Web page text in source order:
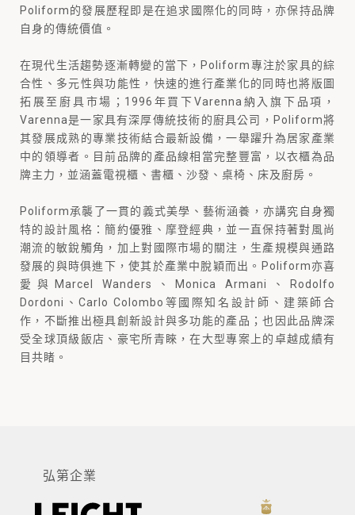
Poliform的發展歷程即是在追求國際化的同時，亦保持品牌
自身的傳統價值。
在現代生活趨勢逐漸轉變的當下，Poliform專注於家具的綜
合性、多元性與功能性，快速的進行產業化的同時也將版圖
拓展至廚具市場；1996年買下Varenna納入旗下品項，
Varenna是一家具有深厚傳統技術的廚具公司，Poliform將
其發展成熟的專業技術結合最新設備，一舉躍升為居家產業
中的領導者。目前品牌的產品線相當完整豐富，以衣櫃為品
牌主力，並涵蓋電視櫃、書櫃、沙發、桌椅、床及廚房。
Poliform承襲了一貫的義式美學、藝術涵養，亦講究自身獨
特的設計風格：簡約優雅、摩登經典，並一直保持著對風尚
潮流的敏銳觸角，加上對國際市場的關注，生產規模與通路
發展的與時俱進下，使其於產業中脫穎而出。Poliform亦喜
愛與Marcel Wanders、Monica Armani、Rodolfo
Dordoni、Carlo Colombo等國際知名設計師、建築師合
作，不斷推出極具創新設計與多功能的產品；也因此品牌深
受全球頂級飯店、豪宅所青睞，在大型專案上的卓越成績有
目共睹。
弘第企業